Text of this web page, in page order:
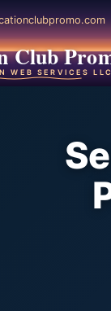
Club
WEB SERVICES LLC